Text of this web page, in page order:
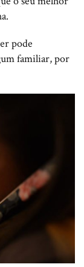
pode
familiar, por